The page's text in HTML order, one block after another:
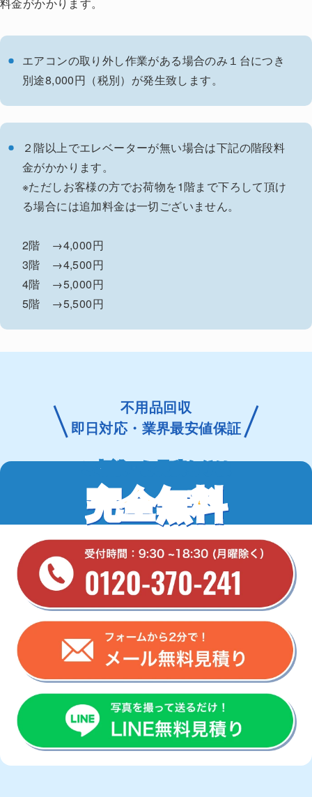
エアコンの取り外し作業がある場合のみ１台につき
別途8,000円（税別）が発生致します。
２階以上でエレベーターが無い場合は下記の階段料
金がかかります。
※ただしお客様の方でお荷物を1階まで下ろして頂け
る場合には追加料金は一切ございません。
2階 →4,000円
3階 →4,500円
4階 →5,000円
5階 →5,500円
不用品回収
即日対応・業界最安値保証
ご相談・お見積もりは
完全無料